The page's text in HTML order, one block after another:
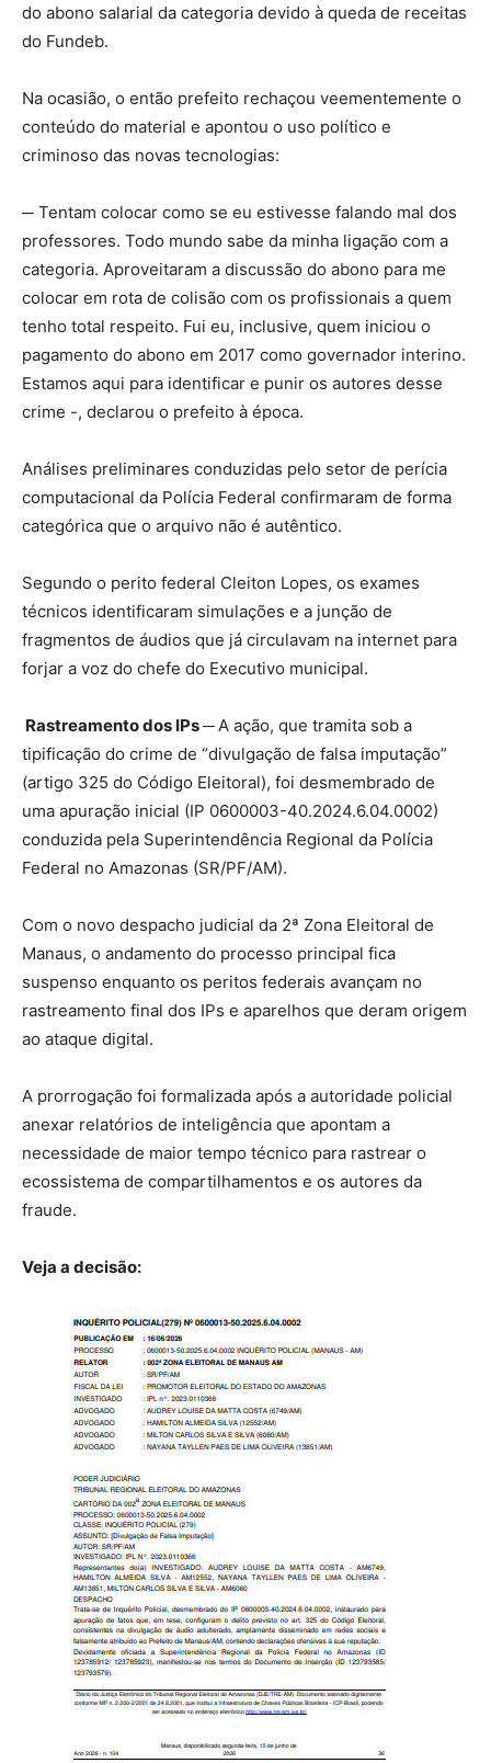
do abono salarial da categoria devido à queda de receitas
do Fundeb.
Na ocasião, o então prefeito rechaçou veementemente o
conteúdo do material e apontou o uso político e
criminoso das novas tecnologias:
─ Tentam colocar como se eu estivesse falando mal dos
professores. Todo mundo sabe da minha ligação com a
categoria. Aproveitaram a discussão do abono para me
colocar em rota de colisão com os profissionais a quem
tenho total respeito. Fui eu, inclusive, quem iniciou o
pagamento do abono em 2017 como governador interino.
Estamos aqui para identificar e punir os autores desse
crime -, declarou o prefeito à época.
Análises preliminares conduzidas pelo setor de perícia
computacional da Polícia Federal confirmaram de forma
categórica que o arquivo não é autêntico.
Segundo o perito federal Cleiton Lopes, os exames
técnicos identificaram simulações e a junção de
fragmentos de áudios que já circulavam na internet para
forjar a voz do chefe do Executivo municipal.
Rastreamento dos IPs ─A ação, que tramita sob a
tipificação do crime de “divulgação de falsa imputação”
(artigo 325 do Código Eleitoral), foi desmembrado de
uma apuração inicial (IP 0600003-40.2024.6.04.0002)
conduzida pela Superintendência Regional da Polícia
Federal no Amazonas (SR/PF/AM).
Com o novo despacho judicial da 2ª Zona Eleitoral de
Manaus, o andamento do processo principal fica
suspenso enquanto os peritos federais avançam no
rastreamento final dos IPs e aparelhos que deram origem
ao ataque digital.
A prorrogação foi formalizada após a autoridade policial
anexar relatórios de inteligência que apontam a
necessidade de maior tempo técnico para rastrear o
ecossistema de compartilhamentos e os autores da
fraude.
Veja a decisão: